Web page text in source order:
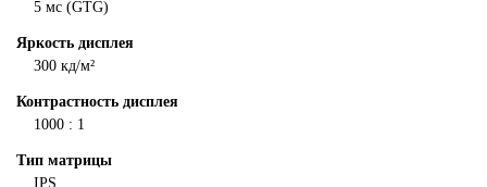
5 мс (GTG)
Яркость дисплея
300 кд/м²
Контрастность дисплея
1000 : 1
Тип матрицы
IPS